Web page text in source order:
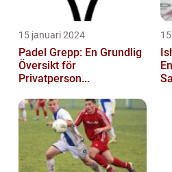
15 januari 2024
Padel Grepp: En Grundlig
Översikt för
Privatperson...